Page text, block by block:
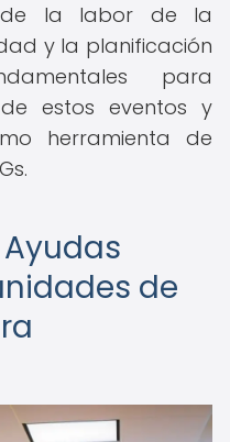
la labor de la
y la planificación
para
estos eventos y
herramienta de
de